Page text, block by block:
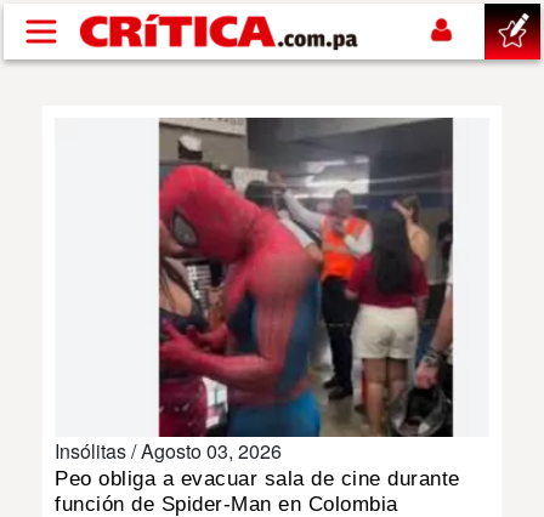
Pasar al contenido principal
DEPORTES
Insólitas /Agosto 03, 2026
Peo obliga a evacuar sala de cine durante
función de Spider-Man en Colombia